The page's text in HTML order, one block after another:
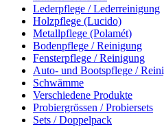
Lederpflege / Lederreinigung
Holzpflege (Lucido)
Metallpflege (Polamét)
Bodenpflege / Reinigung
Fensterpflege / Reinigung
Auto- und Bootspflege /
Schwämme
Verschiedene Produkte
Probiergrössen / Probiersets
Sets / Doppelpack